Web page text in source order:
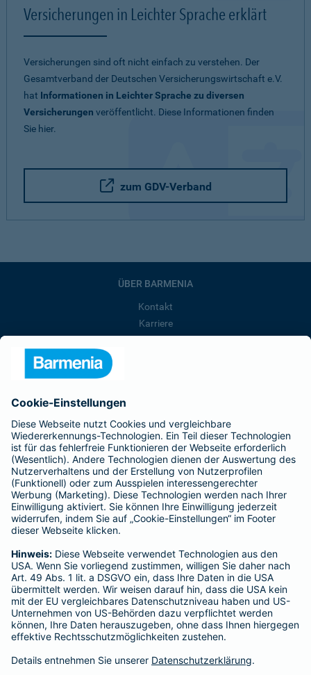
Versicherungen in Leichter Sprache erklärt
Versicherungen sind oft nicht einfach zu verstehen. Der
Gesamtverband der Deutschen Versicherungswirtschaft e.V.
hat Informationen in Leichter Sprache zu diversen
Versicherungen veröffentlicht. Diese Informationen finden
Sie hier.
zum GDV-Verband
ÜBER BARMENIA
Kontakt
Karriere
Barmenia ist Teil der BarmeniaGothaer
BELIEBTE SEITEN
Kranken-Zusatzversicherung
Tierversicherungen
Haftpflichtversicherung
Hausratversicherung
Adresse ändern
Schaden melden
Kilometerstandsmeldung
Serviceübersicht